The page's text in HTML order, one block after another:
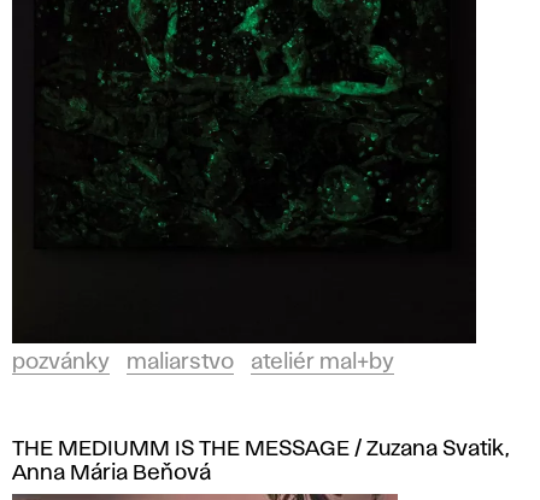
pozvánky maliarstvo ateliér mal+by
THE MEDIUMM IS THE MESSAGE / Zuzana Svatik,
Anna Mária Beňová